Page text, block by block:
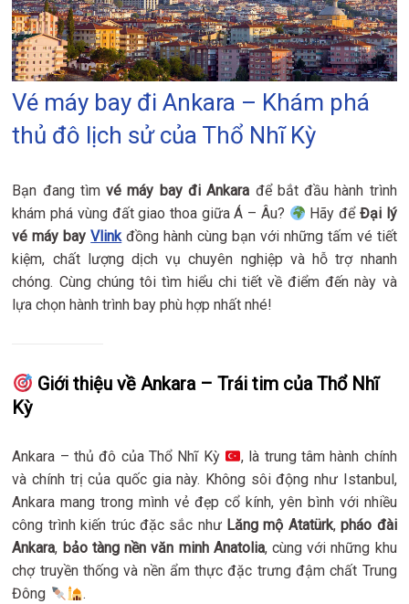
Vé máy bay đi Ankara – Khám phá
thủ đô lịch sử của Thổ Nhĩ Kỳ
Bạn đang tìmvé máy bay đi Ankara để bắt đầu hành trình
khám phá vùng đất giao thoa giữa Á – Âu?
Hãy để Đại lý
vé máy bayVlinkđồng hành cùng bạn với những tấm vé tiết
kiệm, chất lượng dịch vụ chuyên nghiệp và hỗ trợ nhanh
chóng. Cùng chúng tôi tìm hiểu chi tiết về điểm đến này và
lựa chọn hành trình bay phù hợp nhất nhé!
Giới thiệu về Ankara – Trái tim của Thổ Nhĩ
Kỳ
Ankara – thủ đô của Thổ Nhĩ Kỳ
, là trung tâm hành chính
và chính trị của quốc gia này. Không sôi động như Istanbul,
Ankara mang trong mình vẻ đẹp cổ kính, yên bình với nhiều
công trình kiến trúc đặc sắc như Lăng mộ Atatürk,pháo đài
Ankara, bảo tàng nền văn minh Anatolia, cùng với những khu
chợ truyền thống và nền ẩm thực đặc trưng đậm chất Trung
Đông
.